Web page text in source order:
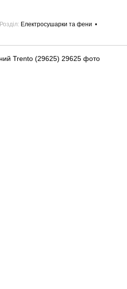
Розділ
Електросушарки та фени